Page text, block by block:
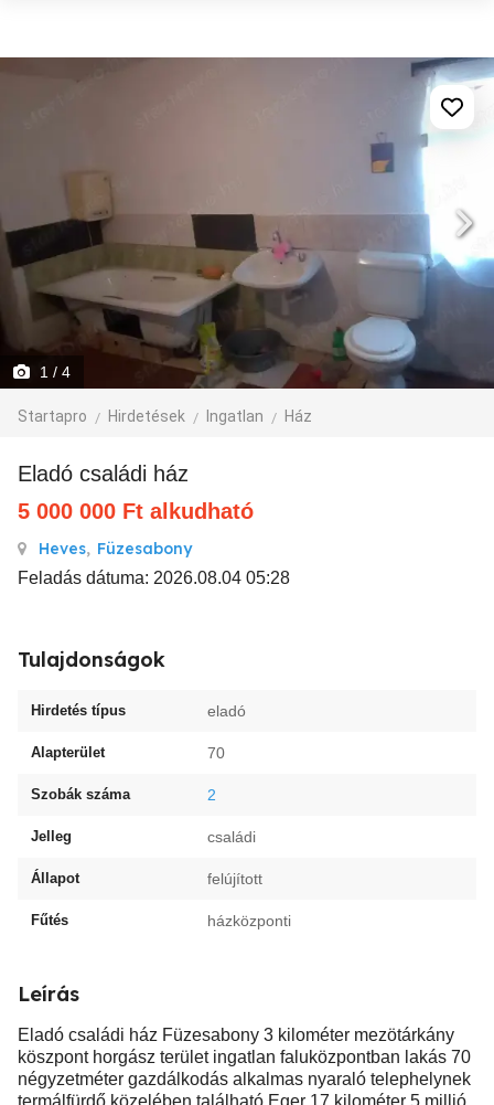
1 / 4
Startapro Hirdetések Ingatlan Ház
Eladó családi ház
5 000 000 Ft alkudható
Heves, Füzesabony
Feladás dátuma: 2026.08.04 05:28
Tulajdonságok
Hirdetés típus eladó
Alapterület 70
Szobák száma 2
Jelleg családi
Állapot felújított
Fűtés házközponti
Leírás
Eladó családi ház Füzesabony 3 kilométer mezötárkány
köszpont horgász terület ingatlan faluközpontban lakás 70
négyzetméter gazdálkodás alkalmas nyaraló telephelynek
termálfürdő közelében található Eger 17 kilométer 5 millió